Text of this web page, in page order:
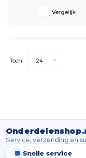
Vergelijk
Toon: 24
Service, verzending en
Snelle service